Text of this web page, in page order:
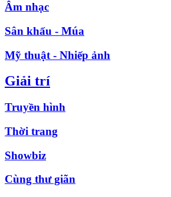
Âm nhạc
Sân khấu - Múa
Mỹ thuật - Nhiếp ảnh
Giải trí
Truyền hình
Thời trang
Showbiz
Cùng thư giãn